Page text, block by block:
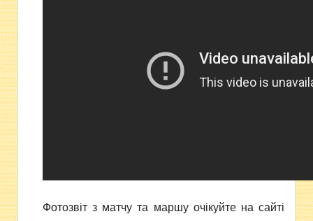
Фотозвіт з матчу та маршу очікуйте на сайті